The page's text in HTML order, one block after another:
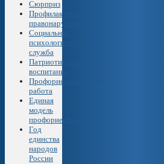
Сюрприз
Профилактика
правонарушений
Социально-
психологическая
служба
Патриотическое
воспитание
Профориентационная
работа
Единая
модель
профориентации
Год
единства
народов
России